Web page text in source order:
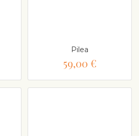
Pilea
59,00 €